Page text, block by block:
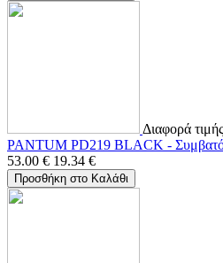
Διαφορά
PANTUM PD219 BLACK -
53.00 € 19.34 €
Προσθήκη στο Καλάθι